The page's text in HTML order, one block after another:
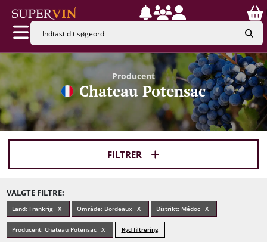
Producent
Chateau Potensac
FILTRER
VALGTE FILTRE:
Land: Frankrig Område: Bordeaux Distrikt: Médoc
Producent: Chateau Potensac Ryd filtrering